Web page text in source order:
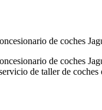
de coches
de coches
de taller de